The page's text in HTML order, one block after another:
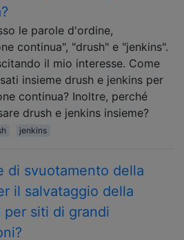
le parole d'ordine,
continua", "drush" e "jenkins".
il mio interesse. Come
insieme drush e jenkins per
continua? Inoltre, perché
drush e jenkins insieme?
jenkins
di svuotamento della
il salvataggio della
per siti di grandi